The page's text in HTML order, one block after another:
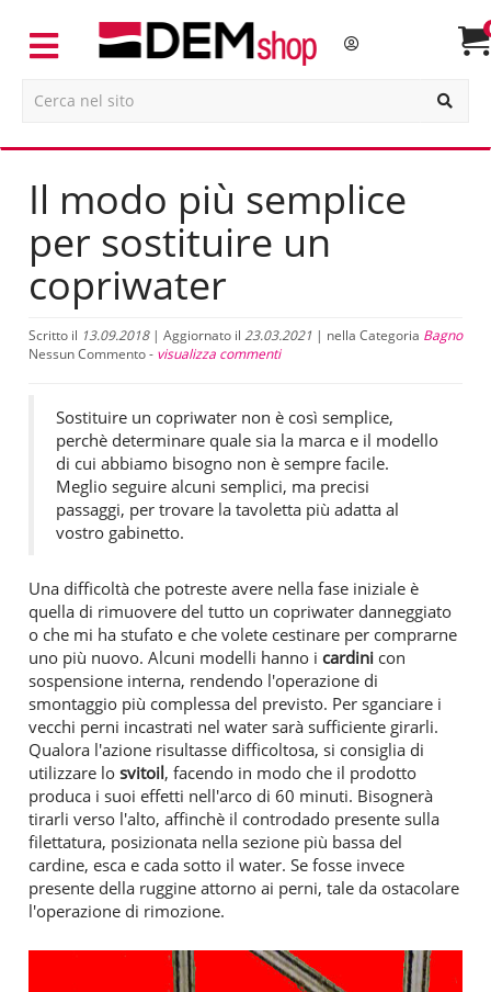
Il modo più semplice
per sostituire un
copriwater
Scritto il 13.09.2018| Aggiornato il 23.03.2021 | nella Categoria Bagno
Nessun Commento - visualizza commenti
Sostituire un copriwater non è così semplice,
perchè determinare quale sia la marca e il modello
di cui abbiamo bisogno non è sempre facile.
Meglio seguire alcuni semplici, ma precisi
passaggi, per trovare la tavoletta più adatta al
vostro gabinetto.
Una difficoltà che potreste avere nella fase iniziale è
quella di rimuovere del tutto un copriwater danneggiato
o che mi ha stufato e che volete cestinare per comprarne
uno più nuovo. Alcuni modelli hanno i cardini con
sospensione interna, rendendo l'operazione di
smontaggio più complessa del previsto. Per sganciare i
vecchi perni incastrati nel water sarà sufficiente girarli.
Qualora l'azione risultasse difficoltosa, si consiglia di
utilizzare lo svitoil, facendo in modo che il prodotto
produca i suoi effetti nell'arco di 60 minuti. Bisognerà
tirarli verso l'alto, affinchè il controdado presente sulla
filettatura, posizionata nella sezione più bassa del
cardine, esca e cada sotto il water. Se fosse invece
presente della ruggine attorno ai perni, tale da ostacolare
l'operazione di rimozione.